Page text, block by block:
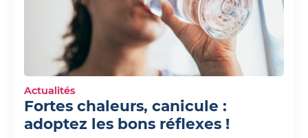
Actualités
Fortes chaleurs, canicule :
adoptez les bons réflexes !